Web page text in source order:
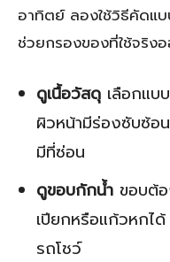
อาทิตย์ ลองใช้วิธีคัดแ
ช่วยกรองของที่ใช้จริง
ดูเนื้อวัสดุ เลือกแบ
ผิวหน้ามีร่องซับซ้อ
มีที่ซ่อน
ดูขอบกักน้ำ ขอบต้
เปียกหรือแก้วหกไ
รถโชว์